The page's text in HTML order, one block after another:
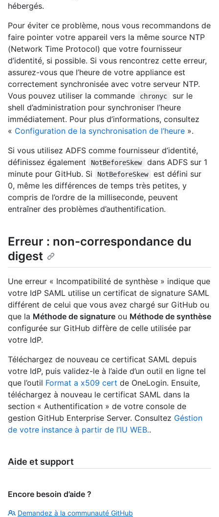
hébergés.
Pour éviter ce problème, nous vous recommandons de
faire pointer votre appareil vers la même source NTP
(Network Time Protocol) que votre fournisseur
d’identité, si possible. Si vous rencontrez cette erreur,
assurez-vous que l’heure de votre appliance est
correctement synchronisée avec votre serveur NTP.
Vous pouvez utiliser la commande
chronyc
sur le
shell d’administration pour synchroniser l’heure
immédiatement. Pour plus d’informations, consultez
« Configuration de la synchronisation de l’heure ».
Si vous utilisez ADFS comme fournisseur d’identité,
définissez également
NotBeforeSkew
dans ADFS sur 1
minute pour GitHub. Si
NotBeforeSkew
est défini sur
0, même les différences de temps très petites, y
compris de l’ordre de la milliseconde, peuvent
entraîner des problèmes d’authentification.
Erreur : non-correspondance du
digest
Une erreur « Incompatibilité de synthèse » indique que
votre IdP SAML utilise un certificat de signature SAML
différent de celui que vous avez chargé sur GitHub ou
que la Méthode de signature ou Méthode de synthèse
configurée sur GitHub diffère de celle utilisée par
votre IdP.
Téléchargez de nouveau ce certificat SAML depuis
votre IdP, puis validez-le à l’aide d’un outil en ligne tel
que l’outil Format a x509 cert de OneLogin. Ensuite,
téléchargez à nouveau le certificat SAML dans la
section « Authentification » de votre console de
gestion GitHub Enterprise Server. Consultez Géstion
de votre instance à partir de l’IU WEB..
Aide et support
Encore besoin d’aide ?
Demandez à la communauté GitHub